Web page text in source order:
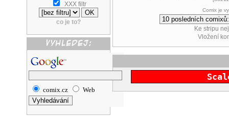
XXX filtr
co je to?
comix.cz Web
Comix je
Ke stripu
Vložení